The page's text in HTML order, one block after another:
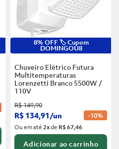
8% OFF 🏷️ Cupom
DOMINGOU8
Chuveiro Elétrico Futura
Multitemperaturas
Lorenzetti Branco 5500W /
110V
R$149,90
R$ 134,91/un -10%
Ou em até2xde R$ 67,46
Adicionar ao carrinho